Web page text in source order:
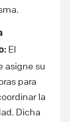
El
asigne su
para
la
Dicha